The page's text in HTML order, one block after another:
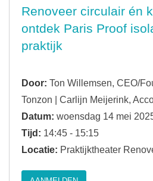
Renoveer circulair én
ontdek Paris Proof
praktijk
Door: Ton Willemsen, CEO/
Tonzon | Carlijn Meijerink,
Datum: woensdag 14 mei
Tijd: 14:45 - 15:15
Locatie: Praktijktheater